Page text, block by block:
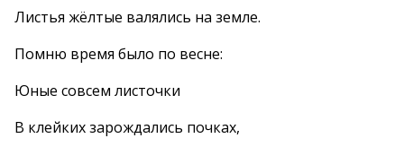
Листья жёлтые валялись на земле.
Помню время было по весне:
Юные совсем листочки
В клейких зарождались почках,